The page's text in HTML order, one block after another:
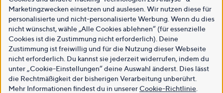
Marketingzwecken einsetzen und auslesen. Wir nutzen diese für
personalisierte und nicht-personalisierte Werbung. Wenn du dies
nicht wünschst, wähle „Alle Cookies ablehnen“ (für essenzielle
Cookies ist die Zustimmung nicht erforderlich). Deine
Zustimmung ist freiwillig und für die Nutzung dieser Webseite
nicht erforderlich. Du kannst sie jederzeit widerrufen, indem du
unter „Cookie-Einstellungen“ deine Auswahl änderst. Dies lässt
die Rechtmäßigkeit der bisherigen Verarbeitung unberührt.
Mehr Informationen findest du in unsererCookie-Richtlinie